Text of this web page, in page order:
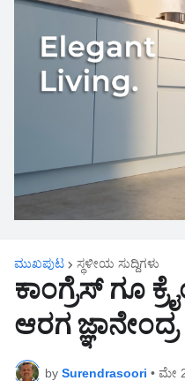
ಮುಖಪುಟ ಸ್ಥಳೀಯ ಸುದ್ದಿಗಳು
ಕಾಂಗ್ರೆಸ್ ಗೂ
ಆರಗ ಜ್ಞಾನೇಂದ್ರ
by Surendrasoori • ಮೇ